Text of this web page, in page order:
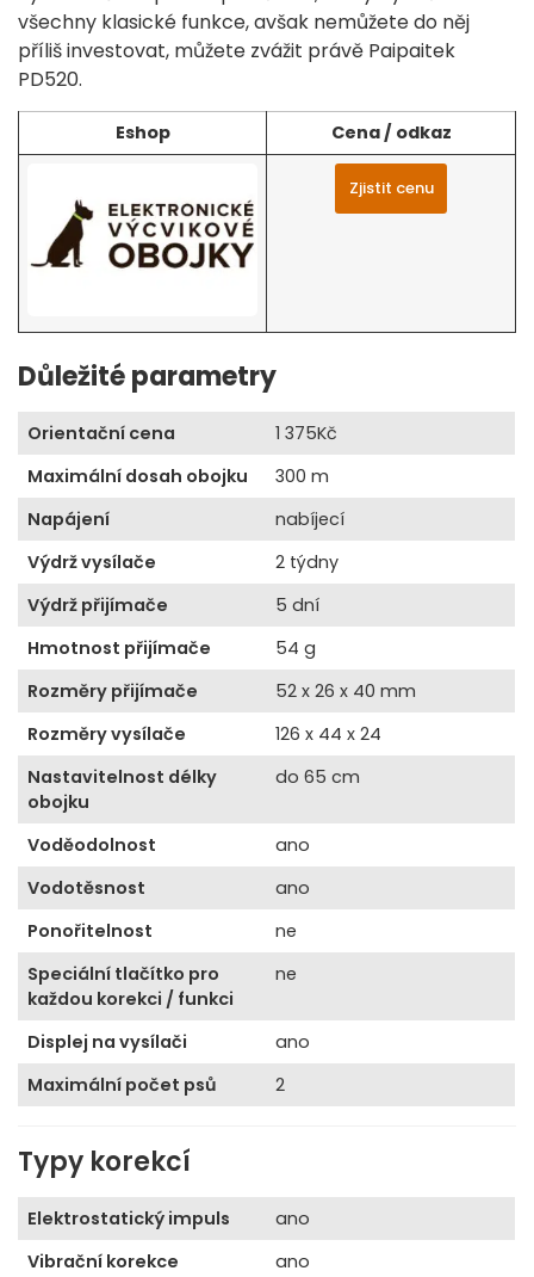
všechny klasické funkce, avšak nemůžete do něj
příliš investovat, můžete zvážit právě Paipaitek
PD520.
Eshop Cena / odkaz
Zjistit cenu
Důležité parametry
Orientační cena
1 375Kč
Maximální dosah obojku
300 m
Napájení
nabíjecí
Výdrž vysílače
2 týdny
Výdrž přijímače
5 dní
Hmotnost přijímače
54 g
Rozměry přijímače
52 x 26 x 40 mm
Rozměry vysílače
126 x 44 x 24
Nastavitelnost délky
obojku
do 65 cm
Voděodolnost
ano
Vodotěsnost
ano
Ponořitelnost
ne
Speciální tlačítko pro
každou korekci / funkci
ne
Displej na vysílači
ano
Maximální počet psů
2
Typy korekcí
Elektrostatický impuls
ano
Vibrační korekce
ano